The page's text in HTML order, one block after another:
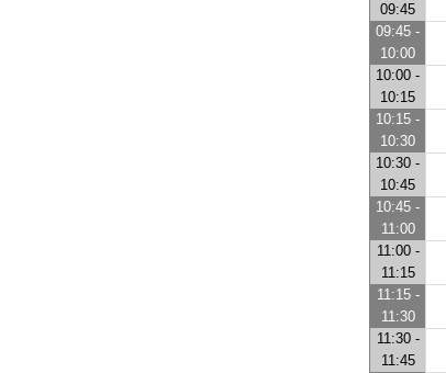
09:45
09:45 -
10:00
10:00 -
10:15
10:15 -
10:30
10:30 -
10:45
10:45 -
11:00
11:00 -
11:15
11:15 -
11:30
11:30 -
11:45